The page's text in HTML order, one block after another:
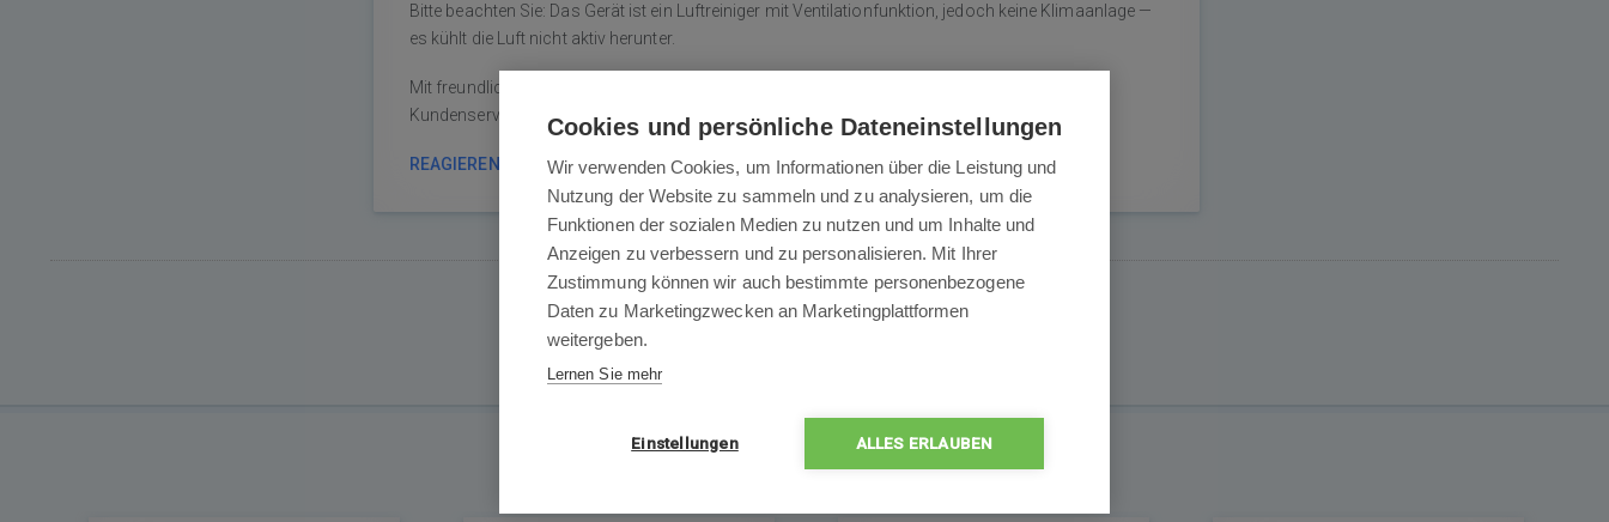
Bitte beachten Sie: Das Gerät ist ein Luftreiniger mit Ventilationfunktion, jedoch keine Klimaanlage —
es kühlt die Luft nicht aktiv herunter.
Mit freundlichen Grüßen
Kundenservice ROBOT WORLD
REAGIEREN
ANFRAGE EINFÜGEN
Das könnte Sie auch interessieren
Cookies und persönliche Dateneinstellungen
Wir verwenden Cookies, um Informationen über die Leistung und
Nutzung der Website zu sammeln und zu analysieren, um die
Funktionen der sozialen Medien zu nutzen und um Inhalte und
Anzeigen zu verbessern und zu personalisieren. Mit Ihrer
Zustimmung können wir auch bestimmte personenbezogene
Daten zu Marketingzwecken an Marketingplattformen
weitergeben.
Lernen Sie mehr
Einstellungen ALLES ERLAUBEN